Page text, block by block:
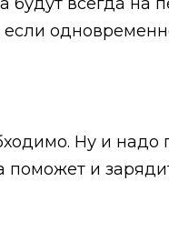
Ну и надо
и